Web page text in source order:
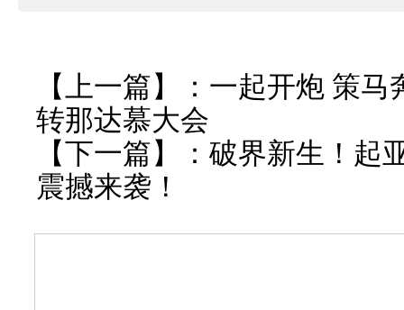
【上一篇】： 一起开炮 策马
转那达慕大会
【下一篇】： 破界新生！起
震撼来袭！